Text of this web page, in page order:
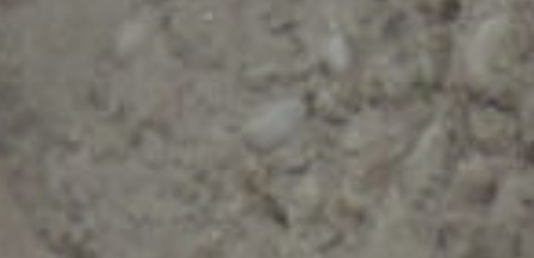
開発製造機器
採用情報
お問合せ